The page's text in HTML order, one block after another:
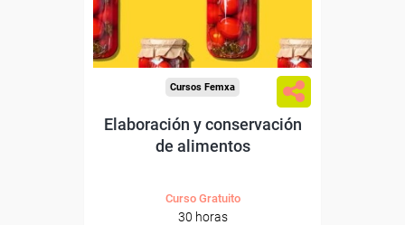
Sector
-Agricultura y Ganadería.
Cursos Femxa
Elaboración y conservación
de alimentos
Curso Gratuito
30 horas